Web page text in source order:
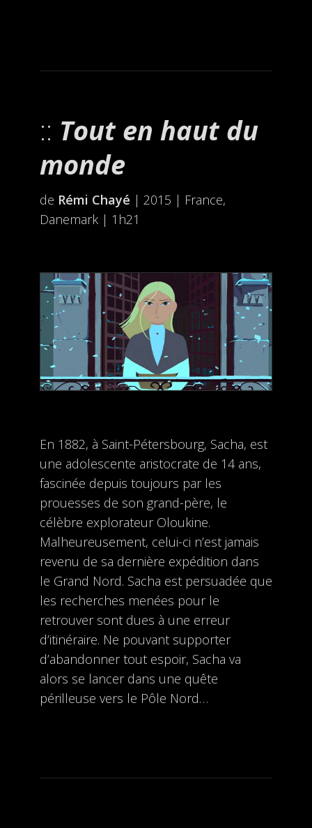
Tout en haut du
monde
de Rémi Chayé | 2015 | France,
Danemark | 1h21
En 1882, à Saint-Pétersbourg, Sacha, est
une adolescente aristocrate de 14 ans,
fascinée depuis toujours par les
prouesses de son grand-père, le
célèbre explorateur Oloukine.
Malheureusement, celui-ci n’est jamais
revenu de sa dernière expédition dans
le Grand Nord. Sacha est persuadée que
les recherches menées pour le
retrouver sont dues à une erreur
d’itinéraire. Ne pouvant supporter
d’abandonner tout espoir, Sacha va
alors se lancer dans une quête
périlleuse vers le Pôle Nord…